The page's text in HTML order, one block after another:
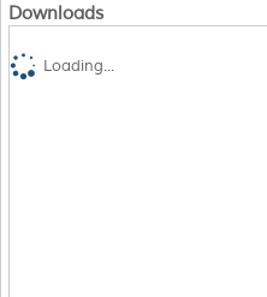
Downloads
Loading...